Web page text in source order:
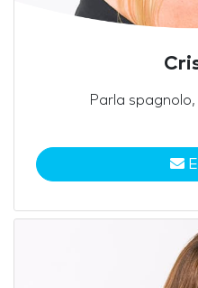
Parla